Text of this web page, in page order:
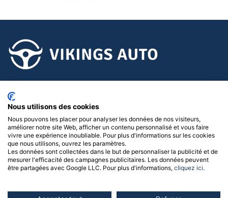
Suivez-nous !
Menu
Nos concessions
Nous utilisons des cookies
Nous pouvons les placer pour analyser les données de nos visiteurs,
améliorer notre site Web, afficher un contenu personnalisé et vous faire
vivre une expérience inoubliable. Pour plus d'informations sur les cookies
que nous utilisons, ouvrez les paramètres.
Les données sont collectées dans le but de personnaliser la publicité et de
mesurer l'efficacité des campagnes publicitaires. Les données peuvent
être partagées avec Google LLC. Pour plus d'informations, cliquez ici.